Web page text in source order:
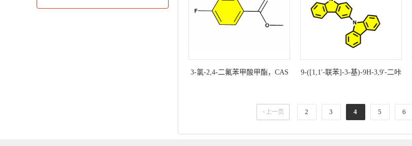
3-氯-2,4-二氟苯甲酸甲酯，CAS
9-([1,1'-联苯]-3-基)-9H-3,9'-二咔
现货产品
<上一页 2 3 4 5 6